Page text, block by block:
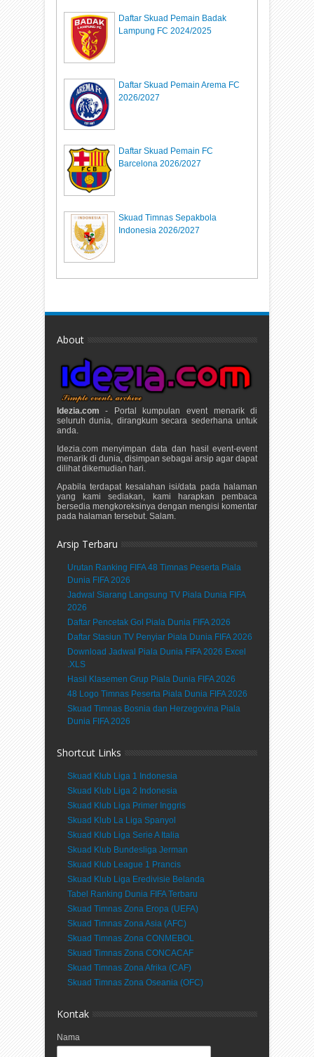
Daftar Skuad Pemain Badak
Lampung FC 2024/2025
Daftar Skuad Pemain Arema FC
2026/2027
Daftar Skuad Pemain FC
Barcelona 2026/2027
Skuad Timnas Sepakbola
Indonesia 2026/2027
About
Idezia.com - Portal kumpulan event menarik di
seluruh dunia, dirangkum secara sederhana untuk
anda.
Idezia.com menyimpan data dan hasil event-event
menarik di dunia, disimpan sebagai arsip agar dapat
dilihat dikemudian hari.
Apabila terdapat kesalahan isi/data pada halaman
yang kami sediakan, kami harapkan pembaca
bersedia mengkoreksinya dengan mengisi komentar
pada halaman tersebut. Salam.
Arsip Terbaru
Urutan Ranking FIFA 48 Timnas Peserta Piala
Dunia FIFA 2026
Jadwal Siarang Langsung TV Piala Dunia FIFA
2026
Daftar Pencetak Gol Piala Dunia FIFA 2026
Daftar Stasiun TV Penyiar Piala Dunia FIFA 2026
Download Jadwal Piala Dunia FIFA 2026 Excel
.XLS
Hasil Klasemen Grup Piala Dunia FIFA 2026
48 Logo Timnas Peserta Piala Dunia FIFA 2026
Skuad Timnas Bosnia dan Herzegovina Piala
Dunia FIFA 2026
Shortcut Links
Skuad Klub Liga 1 Indonesia
Skuad Klub Liga 2 Indonesia
Skuad Klub Liga Primer Inggris
Skuad Klub La Liga Spanyol
Skuad Klub Liga Serie A Italia
Skuad Klub Bundesliga Jerman
Skuad Klub League 1 Prancis
Skuad Klub Liga Eredivisie Belanda
Tabel Ranking Dunia FIFA Terbaru
Skuad Timnas Zona Eropa (UEFA)
Skuad Timnas Zona Asia (AFC)
Skuad Timnas Zona CONMEBOL
Skuad Timnas Zona CONCACAF
Skuad Timnas Zona Afrika (CAF)
Skuad Timnas Zona Oseania (OFC)
Kontak
Nama